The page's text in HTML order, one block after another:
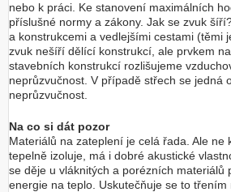
nebo k práci. Ke stanovení maximálních
příslušné normy a zákony. Jak se zvuk
a konstrukcemi a vedlejšími cestami (těmi
zvuk nešíří dělící konstrukcí, ale prvkem
stavebních konstrukcí rozlišujeme
neprůzvučnost. V případě střech se jedná
neprůzvučnost.
Na co si dát pozor
Materiálů na zateplení je celá řada. Ale ne
tepelně izoluje, má i dobré akustické
se děje u vláknitých a porézních materiálů
energie na teplo. Uskutečňuje se to třením